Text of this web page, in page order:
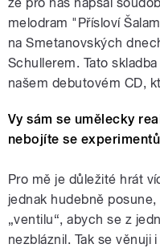
melodram "Přísloví
na Smetanovských
Schullerem. Tato
našem debutovém CD,
Vy sám se umělecky
nebojíte se
Pro mě je důležité hrát
jednak hudebně
„ventilu“, abych se z
nezbláznil. Tak se věnuji